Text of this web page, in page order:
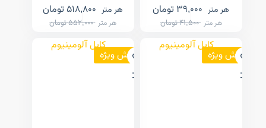
هر متر 41,500تومان
هر متر 39,000 تومان
هر متر 552,000تومان
هر متر 518,800 تومان
فروش ویژه فروش ویژه